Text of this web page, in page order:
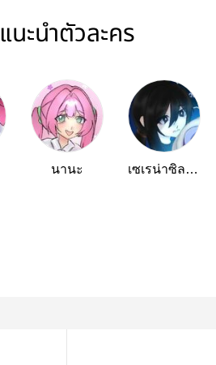
แนะนำตัวละคร
นานะ เซเรน่าซิลเวอร์วินด์